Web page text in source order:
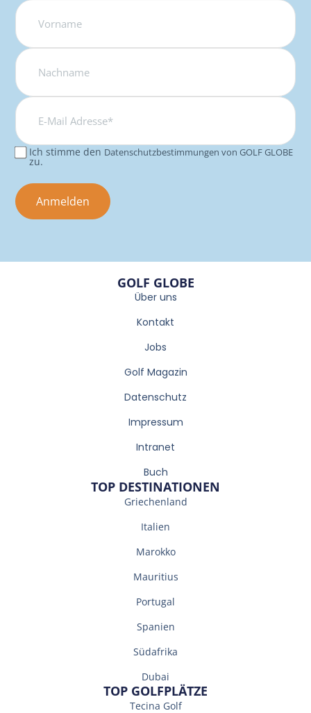
Name
E-
Mail
Adresse*
Consent
Ich stimme den Datenschutzbestimmungen von GOLF GLOBE
zu.
GOLF GLOBE
Über uns
Kontakt
Jobs
Golf Magazin
Datenschutz
Impressum
Intranet
Buch
TOP DESTINATIONEN
Griechenland
Italien
Marokko
Mauritius
Portugal
Spanien
Südafrika
Dubai
TOP GOLFPLÄTZE
Tecina Golf